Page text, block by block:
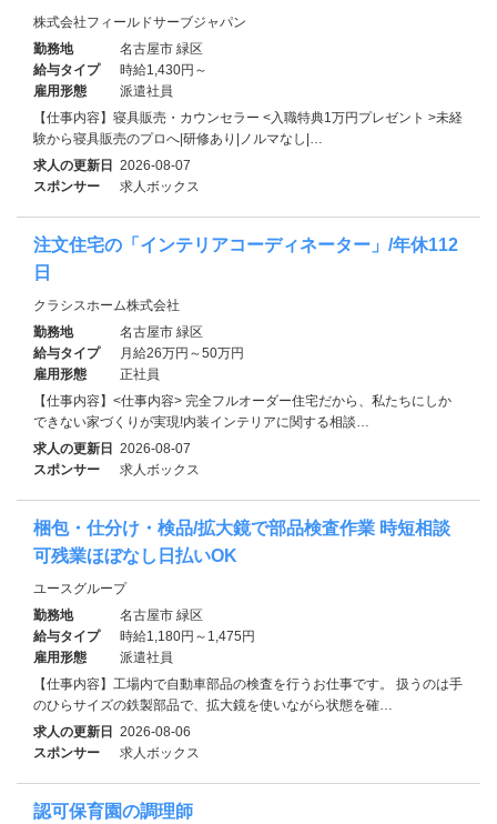
株式会社フィールドサーブジャパン
勤務地
名古屋市 緑区
給与タイプ
時給1,430円～
雇用形態
派遣社員
【仕事内容】寝具販売・カウンセラー <入職特典1万円プレゼント >未経
験から寝具販売のプロへ|研修あり|ノルマなし|…
求人の更新日 2026-08-07
スポンサー
求人ボックス
注文住宅の「インテリアコーディネーター」/年休112
日
クラシスホーム株式会社
勤務地
名古屋市 緑区
給与タイプ
月給26万円～50万円
雇用形態
正社員
【仕事内容】<仕事内容> 完全フルオーダー住宅だから、私たちにしか
できない家づくりが実現!内装インテリアに関する相談…
求人の更新日 2026-08-07
スポンサー
求人ボックス
梱包・仕分け・検品/拡大鏡で部品検査作業 時短相談
可残業ほぼなし日払いOK
ユースグループ
勤務地
名古屋市 緑区
給与タイプ
時給1,180円～1,475円
雇用形態
派遣社員
【仕事内容】工場内で自動車部品の検査を行うお仕事です。 扱うのは手
のひらサイズの鉄製部品で、拡大鏡を使いながら状態を確…
求人の更新日 2026-08-06
スポンサー
求人ボックス
認可保育園の調理師